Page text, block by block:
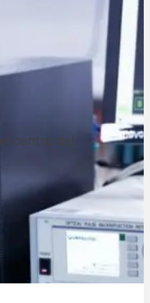
centro del